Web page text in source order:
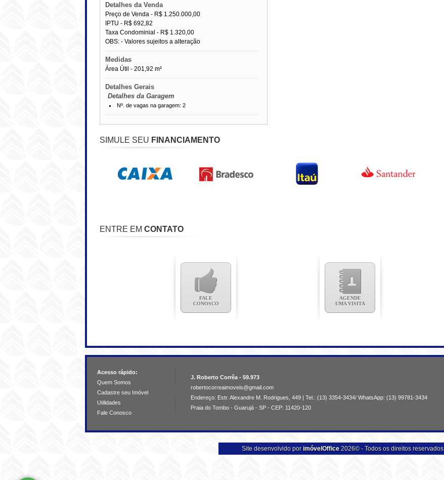
Detalhes da Venda
Preço de Venda - R$ 1.250.000,00
IPTU - R$ 692,82
Taxa Condominial - R$ 1.320,00
OBS: - Valores sujeitos a alteração
----------------------------------------------------------------------------
Medidas
Área Útil - 201,92 m²
----------------------------------------------------------------------------
Detalhes Gerais
Detalhes da Garagem
Nº. de vagas na garagem: 2
----------------------------------------------------------------------------
SIMULE SEU FINANCIAMENTO
ENTRE EM CONTATO
FALE
CONOSCO
AGENDE
UMA VISITA
Acesso rápido:
Quem Somos
Cadastre seu Imóvel
Utilidades
Fale Conosco
J. Roberto Corrêa - 59.973
robertocorreaimoveis@gmail.com
Endereço: Estr. Alexandre M. Rodrigues, 449 | Tel.: (13) 3354-3434/ WhatsApp: (13) 99781-3434
Praia do Tombo - Guarujá - SP - CEP: 11420-120
Site desenvolvido por imóvelOffice2026© - Todos os direitos reservados